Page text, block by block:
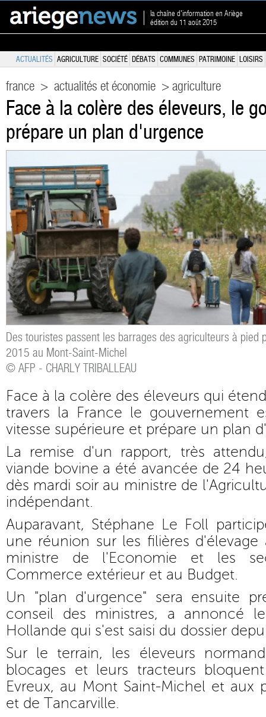
la chaîne d'information en Ariège
édition du 11 août 2015
ACTUALITÉS AGRICULTURE SOCIÉTÉ DÉBATS COMMUNES PATRIMOINE LOISIRS
france > actualités et économie > agriculture
Face à la colère des éleveurs, le
prépare un plan d'urgence
Des touristes passent les barrages des agriculteurs à
2015 au Mont-Saint-Michel
© AFP - CHARLY TRIBALLEAU
Face à la colère des éleveurs qui
travers la France le gouvernement
vitesse supérieure et prépare un plan
La remise d'un rapport, très
viande bovine a été avancée de 24
dès mardi soir au ministre de
indépendant.
Auparavant, Stéphane Le Foll
une réunion sur les filières
ministre de l'Economie et les
Commerce extérieur et au Budget.
Un "plan d'urgence" sera ensuite
conseil des ministres, a annoncé
Hollande qui s'est saisi du dossier
Sur le terrain, les éleveurs
blocages et leurs tracteurs
Evreux, au Mont Saint-Michel et aux
et de Tancarville.